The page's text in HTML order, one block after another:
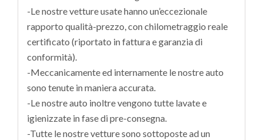
-Le nostre vetture usate hanno un’eccezionale
rapporto qualità-prezzo, con chilometraggio reale
certificato (riportato in fattura e garanzia di
conformità).
-Meccanicamente ed internamente le nostre auto
sono tenute in maniera accurata.
-Le nostre auto inoltre vengono tutte lavate e
igienizzate in fase di pre-consegna.
-Tutte le nostre vetture sono sottoposte ad un